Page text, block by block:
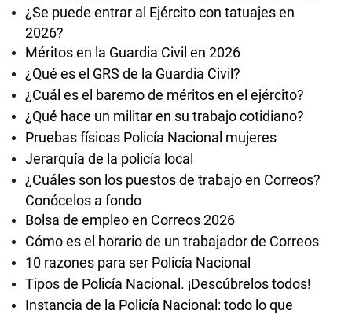
¿Se puede entrar al Ejército con tatuajes en
2026?
Méritos en la Guardia Civil en 2026
¿Qué es el GRS de la Guardia Civil?
¿Cuál es el baremo de méritos en el ejército?
¿Qué hace un militar en su trabajo cotidiano?
Pruebas físicas Policía Nacional mujeres
Jerarquía de la policía local
¿Cuáles son los puestos de trabajo en Correos?
Conócelos a fondo
Bolsa de empleo en Correos 2026
Cómo es el horario de un trabajador de Correos
10 razones para ser Policía Nacional
Tipos de Policía Nacional. ¡Descúbrelos todos!
Instancia de la Policía Nacional: todo lo que